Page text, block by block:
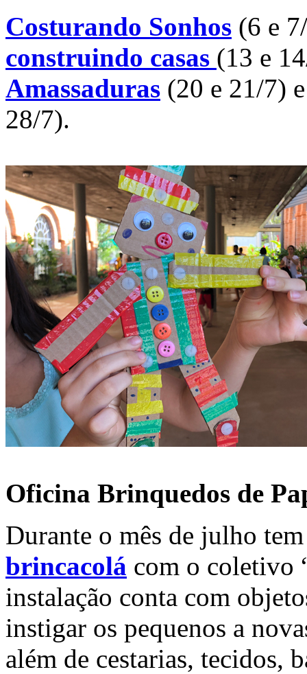
Costurando Sonhos (6 e
construindo casas (13 e
Amassaduras (20 e 21/7)
28/7).
Oficina Brinquedos de
Durante o mês de julho
brincacolá com o coletivo
instalação conta com
instigar os pequenos a
além de cestarias, tecidos,